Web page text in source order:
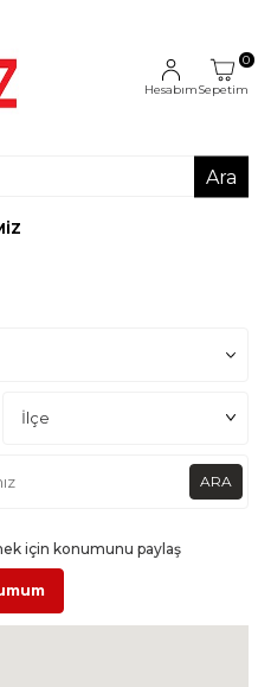
Hesabım
0
Sepetim
Ara
ARA
için konumunu paylaş